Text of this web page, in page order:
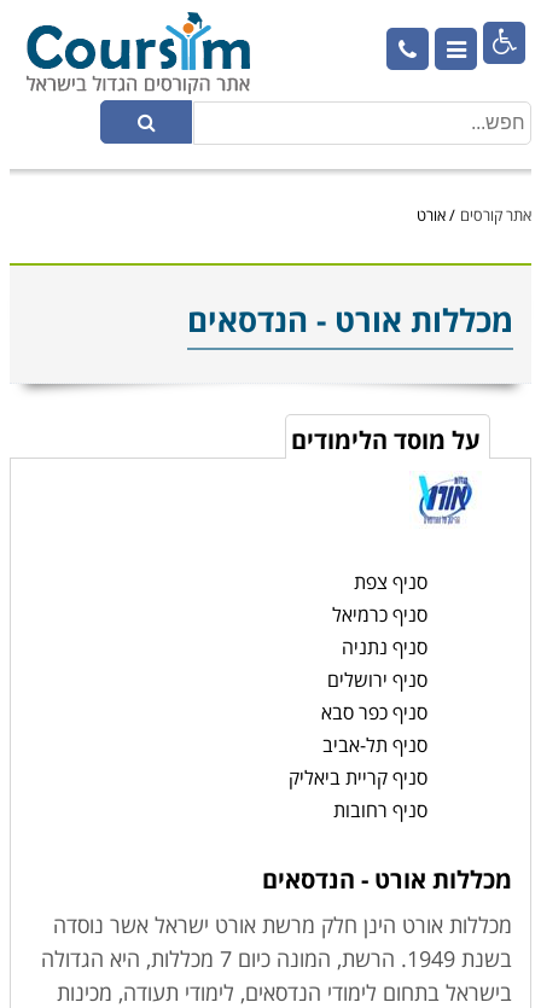

אתר קורסים /אורט
מכללות אורט - הנדסאים
על מוסד הלימודים
סניף צפת
סניף כרמיאל
סניף נתניה
סניף ירושלים
סניף כפר סבא
סניף תל-אביב
סניף קריית ביאליק
סניף רחובות
מכללות אורט - הנדסאים
מכללות אורט הינן חלק מרשת אורט ישראל אשר נוסדה
בשנת 1949. הרשת, המונה כיום 7 מכללות, היא הגדולה
בישראל בתחום לימודי הנדסאים, לימודי תעודה, מכינות